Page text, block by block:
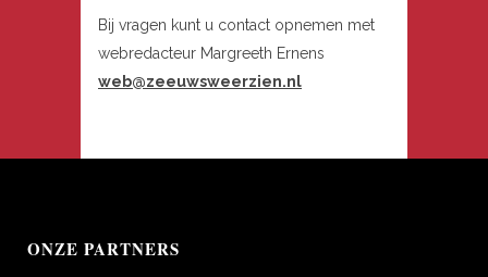
Bij vragen kunt u contact opnemen met
webredacteur Margreeth Ernens
web@zeeuwsweerzien.nl
ONZE PARTNERS